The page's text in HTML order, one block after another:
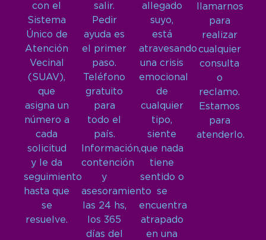
con el
Sistema
Único de
Atención
Vecinal
(SUAV),
que
asigna un
número a
cada
solicitud
y le da
seguimiento
hasta que
se
resuelve.
salir.
Pedir
ayuda es
el primer
paso.
Teléfono
gratuito
para
todo el
país.
Información,
contención
y
asesoramiento
las 24 hs,
los 365
días del
allegado
suyo,
está
atravesando
una crisis
emocional
de
cualquier
tipo,
siente
que nada
tiene
sentido o
se
encuentra
atrapado
en una
llamarnos
para
realizar
cualquier
consulta
o
reclamo.
Estamos
para
atenderlo.